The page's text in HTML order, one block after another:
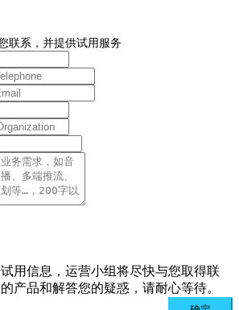
联系，并提供试用服务
用信息，运营小组将尽快与您取得联
产品和解答您的疑惑，请耐心等待。